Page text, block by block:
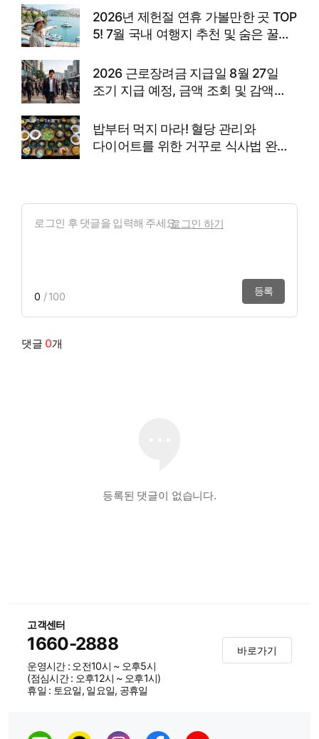
2026년 제헌절 연휴 가볼만한 곳 TOP
5! 7월 국내 여행지 추천 및 숨은 꿀팁
2026 근로장려금 지급일 8월 27일
조기 지급 예정, 금액 조회 및 감액
밥부터 먹지 마라! 혈당 관리와
다이어트를 위한 거꾸로 식사법 완벽
로그인 하기
0 / 100 등록
댓글0개
등록된 댓글이 없습니다.
고객센터
1660-2888
운영시간 : 오전10시 ~ 오후5시
(점심시간 : 오후12시 ~ 오후1시)
휴일 : 토요일, 일요일, 공휴일
바로가기